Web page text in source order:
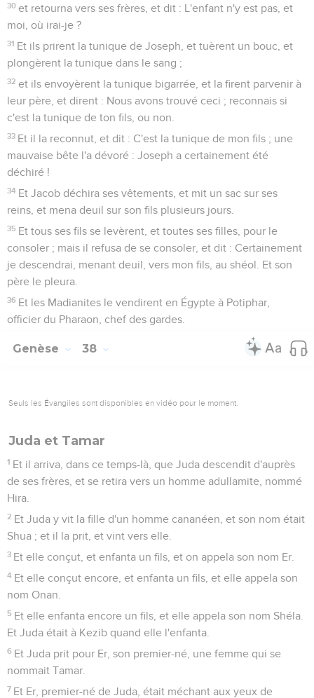
30 et retourna vers ses frères, et dit : L'enfant n'y est pas, et
moi, où irai-je ?
31 Et ils prirent la tunique de Joseph, et tuèrent un bouc, et
plongèrent la tunique dans le sang ;
32 et ils envoyèrent la tunique bigarrée, et la firent parvenir à
leur père, et dirent : Nous avons trouvé ceci ; reconnais si
c'est la tunique de ton fils, ou non.
33 Et il la reconnut, et dit : C'est la tunique de mon fils ; une
mauvaise bête l'a dévoré : Joseph a certainement été
déchiré !
34 Et Jacob déchira ses vêtements, et mit un sac sur ses
reins, et mena deuil sur son fils plusieurs jours.
35 Et tous ses fils se levèrent, et toutes ses filles, pour le
consoler ; mais il refusa de se consoler, et dit : Certainement
je descendrai, menant deuil, vers mon fils, au shéol. Et son
père le pleura.
36 Et les Madianites le vendirent en Égypte à Potiphar,
officier du Pharaon, chef des gardes.
Genèse 38
Seuls les Évangiles sont disponibles en vidéo pour le moment.
Juda et Tamar
1 Et il arriva, dans ce temps-là, que Juda descendit d'auprès
de ses frères, et se retira vers un homme adullamite, nommé
Hira.
2 Et Juda y vit la fille d'un homme cananéen, et son nom était
Shua ; et il la prit, et vint vers elle.
3 Et elle conçut, et enfanta un fils, et on appela son nom Er.
4 Et elle conçut encore, et enfanta un fils, et elle appela son
nom Onan.
5 Et elle enfanta encore un fils, et elle appela son nom Shéla.
Et Juda était à Kezib quand elle l'enfanta.
6 Et Juda prit pour Er, son premier-né, une femme qui se
nommait Tamar.
7 Et Er, premier-né de Juda, était méchant aux yeux de